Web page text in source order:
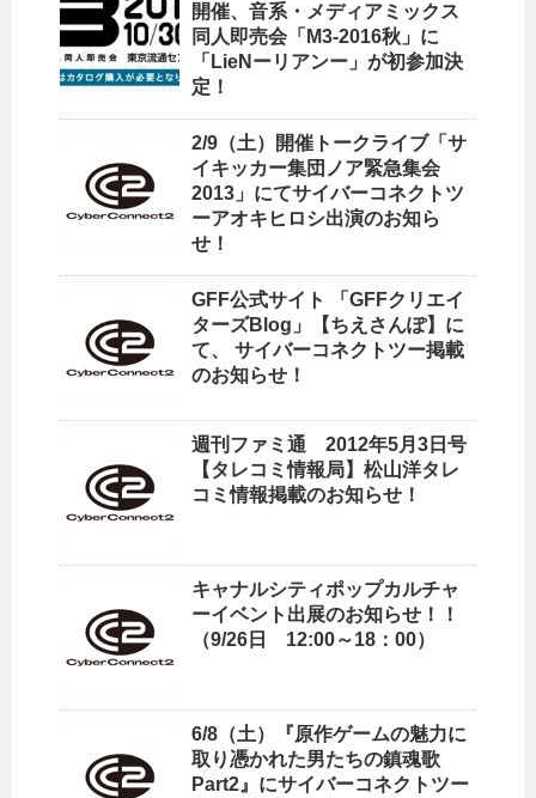
開催、音系・メディアミックス
同人即売会「M3-2016秋」に
「LieNーリアンー」が初参加決
定！
2/9（土）開催トークライブ「サ
イキッカー集団ノア緊急集会
2013」にてサイバーコネクトツ
ーアオキヒロシ出演のお知ら
せ！
GFF公式サイト 「GFFクリエイ
ターズBlog」【ちえさんぽ】に
て、 サイバーコネクトツー掲載
のお知らせ！
週刊ファミ通 2012年5月3日号
【タレコミ情報局】松山洋タレ
コミ情報掲載のお知らせ！
キャナルシティポップカルチャ
ーイベント出展のお知らせ！！
（9/26日 12:00～18：00）
6/8（土）『原作ゲームの魅力に
取り憑かれた男たちの鎮魂歌
Part2』にサイバーコネクトツー